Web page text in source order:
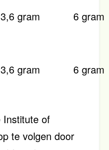
3,6 gram 6 gram
3,6 gram 6 gram
Institute of
te volgen door